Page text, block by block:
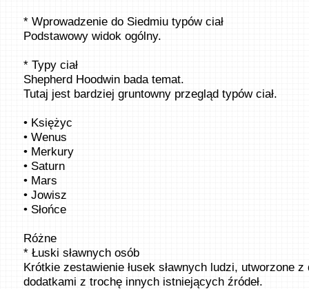
* Wprowadzenie do Siedmiu typów ciał
Podstawowy widok ogólny.
* Typy ciał
Shepherd Hoodwin bada temat.
Tutaj jest bardziej gruntowny przegląd typów ciał.
• Księżyc
• Wenus
• Merkury
• Saturn
• Mars
• Jowisz
• Słońce
Różne
* Łuski sławnych osób
Krótkie zestawienie łusek sławnych ludzi, utworzone z
dodatkami z trochę innych istniejących źródeł.